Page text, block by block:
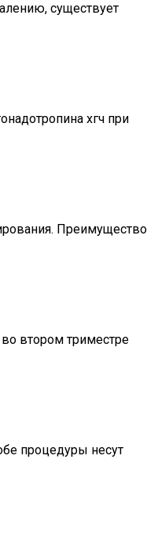
существует
хгч при
Преимущество
втором триместре
процедуры несут